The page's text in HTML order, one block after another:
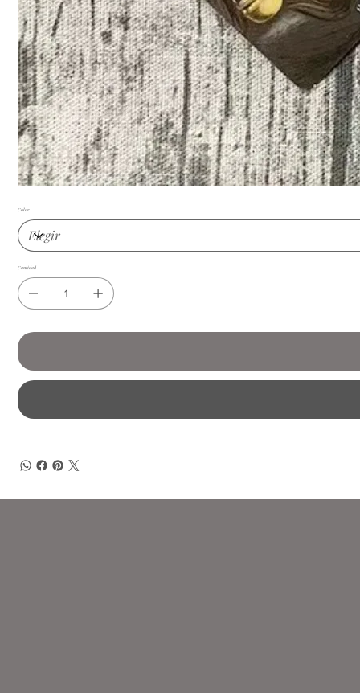
Color
Cantidad